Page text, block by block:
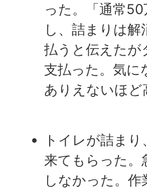
った。「通常
し、詰まりは
払うと伝えたが
支払った。気に
ありえないほ
トイレが詰ま
来てもらった。
しなかった。